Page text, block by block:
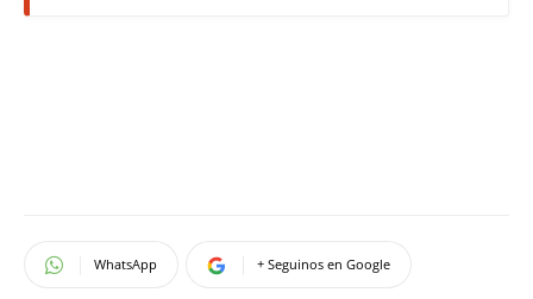
WhatsApp + Seguinos en Google